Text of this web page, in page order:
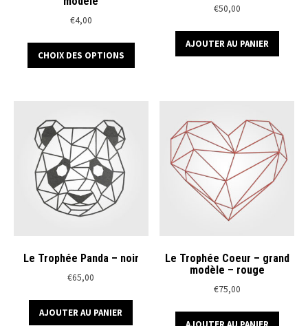
€4,00
CHOIX DES OPTIONS
Ce
options
peuvent
du
€50,00
AJOUTER AU PANIER
Le Trophée Panda – noir
€65,00
AJOUTER AU PANIER
Le Trophée Coeur – grand
modèle – rouge
€75,00